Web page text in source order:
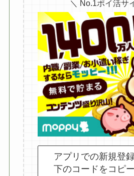
＼ No.1ポイ活サ
アプリでの新規登
下のコードをコピ